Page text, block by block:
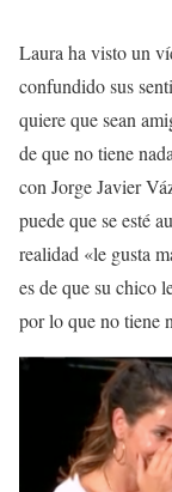
Laura ha visto un
confundido sus
quiere que sean
de que no tiene
con Jorge Javier
puede que se esté
realidad «le gusta
es de que su chico
por lo que no tiene